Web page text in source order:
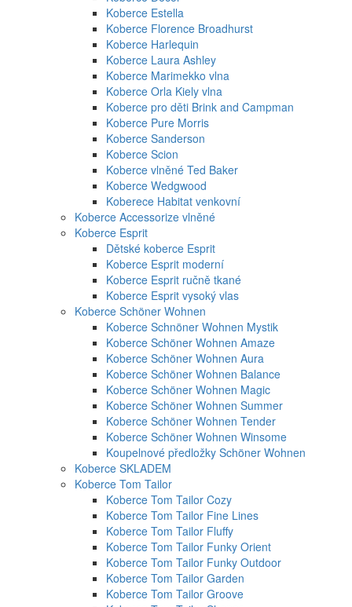
Koberce Estella
Koberce Florence Broadhurst
Koberce Harlequin
Koberce Laura Ashley
Koberce Marimekko vlna
Koberce Orla Kiely vlna
Koberce pro děti Brink and Campman
Koberce Pure Morris
Koberce Sanderson
Koberce Scion
Koberce vlněné Ted Baker
Koberce Wedgwood
Koberece Habitat venkovní
Koberce Accessorize vlněné
Koberce Esprit
Dětské koberce Esprit
Koberce Esprit moderní
Koberce Esprit ručně tkané
Koberce Esprit vysoký vlas
Koberce Schöner Wohnen
Koberce Schnöner Wohnen Mystik
Koberce Schöner Wohnen Amaze
Koberce Schöner Wohnen Aura
Koberce Schöner Wohnen Balance
Koberce Schöner Wohnen Magic
Koberce Schöner Wohnen Summer
Koberce Schöner Wohnen Tender
Koberce Schöner Wohnen Winsome
Koupelnové předložky Schöner Wohnen
Koberce SKLADEM
Koberce Tom Tailor
Koberce Tom Tailor Cozy
Koberce Tom Tailor Fine Lines
Koberce Tom Tailor Fluffy
Koberce Tom Tailor Funky Orient
Koberce Tom Tailor Funky Outdoor
Koberce Tom Tailor Garden
Koberce Tom Tailor Groove